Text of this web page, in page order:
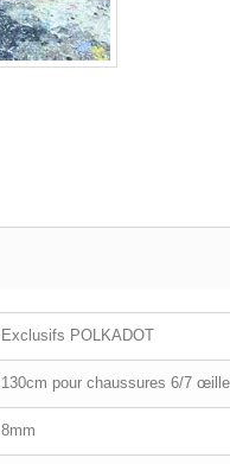
Exclusifs POLKADOT
130cm pour chaussures 6/7
8mm